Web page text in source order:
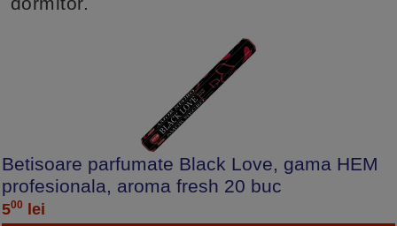
Betisoare parfumate Black Love, gama HEM
profesionala, aroma fresh 20 buc
500 lei